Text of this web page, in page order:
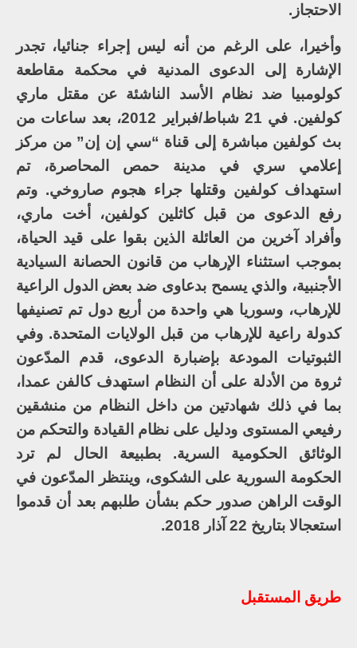
الاحتجاز.
وأخيرا، على الرغم من أنه ليس إجراء جنائيا، تجدر
الإشارة إلى الدعوى المدنية في محكمة مقاطعة
كولومبيا ضد نظام الأسد الناشئة عن مقتل ماري
كولفين. في 21 شباط/فبراير 2012، بعد ساعات من
بث كولفين مباشرة إلى قناة “سي إن إن” من مركز
إعلامي سري في مدينة حمص المحاصرة، تم
استهداف كولفين وقتلها جراء هجوم صاروخي. وتم
رفع الدعوى من قبل كاثلين كولفين، أخت ماري،
وأفراد آخرين من العائلة الذين بقوا على قيد الحياة،
بموجب استثناء الإرهاب من قانون الحصانة السيادية
الأجنبية، والذي يسمح بدعاوى ضد بعض الدول الراعية
للإرهاب، وسوريا هي واحدة من أربع دول تم تصنيفها
كدولة راعية للإرهاب من قبل الولايات المتحدة. وفي
الثبوتيات المودعة بإضبارة الدعوى، قدم المدّعون
ثروة من الأدلة على أن النظام استهدف كالفن عمدا،
بما في ذلك شهادتين من داخل النظام من منشقين
رفيعي المستوى ودليل على نظام القيادة والتحكم من
الوثائق الحكومية السرية. بطبيعة الحال لم ترد
الحكومة السورية على الشكوى، وينتظر المدّعون في
الوقت الراهن صدور حكم بشأن طلبهم بعد أن قدموا
استعجالا بتاريخ 22 آذار 2018.
طريق المستقبل